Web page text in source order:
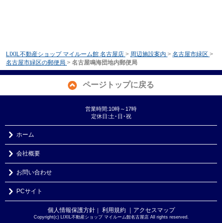
LIXIL不動産ショップ マイルーム館 名古屋店 > 周辺施設案内 > 名古屋市緑区 >
名古屋市緑区の郵便局 > 名古屋鳴海団地内郵便局
ページトップに戻る
営業時間:10時～17時
定休日:土･日･祝
ホーム
会社概要
お問い合わせ
PCサイト
個人情報保護方針｜ 利用規約 ｜アクセスマップ
Copyright(c) LIXIL不動産ショップ マイルーム館名古屋店 All rights reserved.